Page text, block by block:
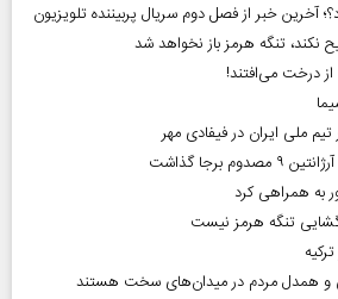
نکند، تنگه هرمز باز نخواهد شد
درخت می‌افتند!
برجا گذاشت
به همراهی کرد
تنگه هرمز نیست
و همدل مردم در میدان‌های سخت هستند